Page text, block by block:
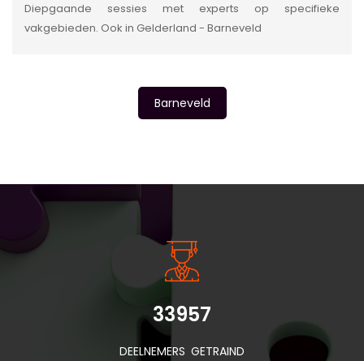
Diepgaande sessies met experts op specifieke
vakgebieden. Ook in Gelderland - Barneveld
Barneveld
INSIDE INFORMATIE
33957
DEELNEMERS GETRAIND